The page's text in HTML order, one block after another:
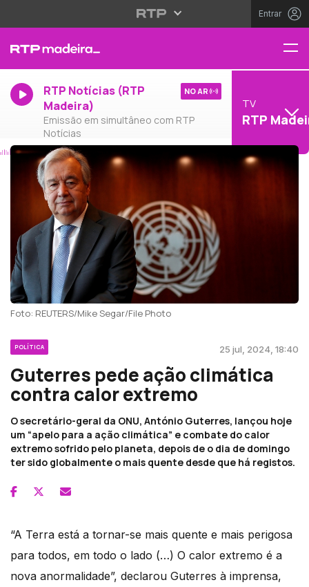
Entrar
RTP Notícias (RTP
Madeira)
Emissão em simultâneo com RTP
Notícias
NO AR
TV
RTP
Foto: REUTERS/Mike Segar/File Photo
POLÍTICA 25 jul, 2024, 18:40
Guterres pede ação climática
contra calor extremo
O secretário-geral da ONU, António Guterres, lançou hoje
um “apelo para a ação climática” e combate do calor
extremo sofrido pelo planeta, depois de o dia de domingo
ter sido globalmente o mais quente desde que há registos.
“A Terra está a tornar-se mais quente e mais perigosa
para todos, em todo o lado (…) O calor extremo é a
nova anormalidade”, declarou Guterres à imprensa,